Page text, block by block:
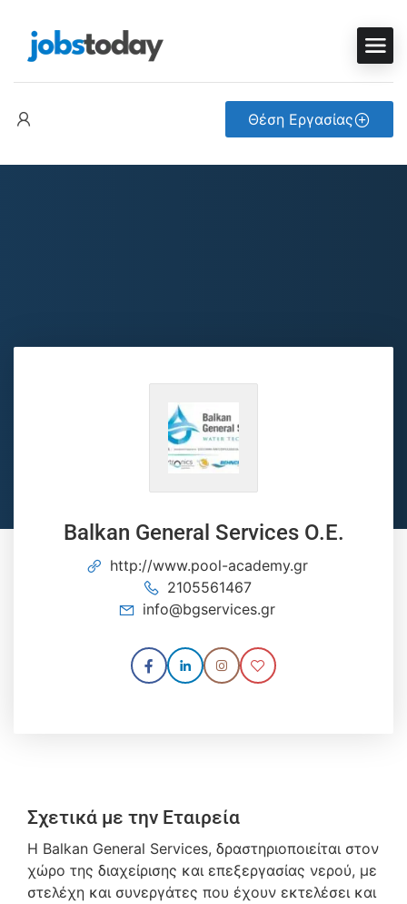
Θέση Εργασίας
Balkan General Services O.E.
http://www.pool-academy.gr
2105561467
info@bgservices.gr
Σχετικά με την Εταιρεία
Η Balkan General Services, δραστηριοποιείται στον
χώρο της διαχείρισης και επεξεργασίας νερού, με
στελέχη και συνεργάτες που έχουν εκτελέσει και